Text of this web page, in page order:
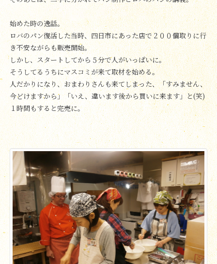
始めた時の逸話。
ロバのパン復活した当時、四日市にあった店で２００個取りに行
き不安ながらも販売開始。
しかし、スタートしてから５分で人がいっぱいに。
そうしてるうちにマスコミが来て取材を始める。
人だかりになり、おまわりさんも来てしまった、「すみません、
今どけますから」「いえ、違います後から買いに来ます」と(笑)
１時間もすると完売に。